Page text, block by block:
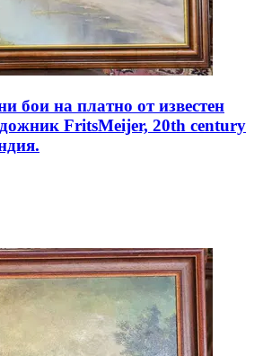
бои на платно от известен
FritsMeijer, 20th century